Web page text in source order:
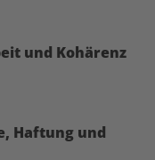
und Kohärenz
Haftung und